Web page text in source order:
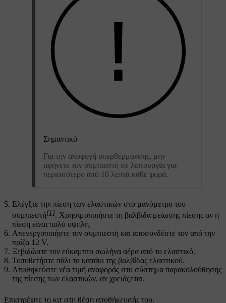
Σημαντικό
Για την αποφυγή υπερθέρμανσης, μην
αφήνετε τον συμπιεστή σε λειτουργία για
περισσότερο από 10 λεπτά κάθε φορά.
Ελέγξτε την πίεση των ελαστικών στο μανόμετρο του
συμπιεστή[1]. Χρησιμοποιήστε τη βαλβίδα μείωσης πίεσης αν η
πίεση είναι πολύ υψηλή.
Απενεργοποιήστε τον συμπιεστή και αποσυνδέστε τον από την
πρίζα 12 V.
Ξεβιδώστε τον εύκαμπτο σωλήνα αέρα από το ελαστικό.
Τοποθετήστε πάλι το καπάκι της βαλβίδας ελαστικού.
Αποθηκεύστε νέα τιμή αναφοράς στο σύστημα παρακολούθησης
της πίεσης των ελαστικών, αν χρειάζεται.
Επιστρέψτε το κιτ στη θέση αποθήκευσής του.